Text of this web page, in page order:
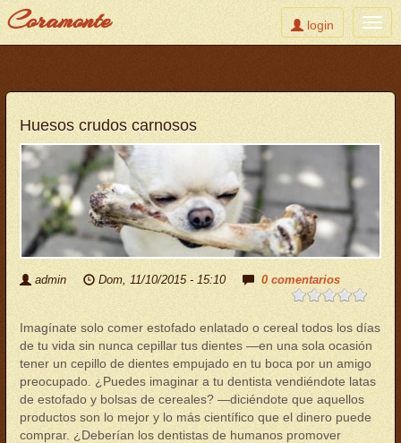
contenido
Coramonte
Toggle
user
login
Huesos crudos carnosos
admin Dom, 11/10/2015 - 15:10 0 comentarios
Imagínate solo comer estofado enlatado o cereal todos los días
de tu vida sin nunca cepillar tus dientes —en una sola ocasión
tener un cepillo de dientes empujado en tu boca por un amigo
preocupado. ¿Puedes imaginar a tu dentista vendiéndote latas
de estofado y bolsas de cereales? —diciéndote que aquellos
productos son lo mejor y lo más científico que el dinero puede
comprar. ¿Deberían los dentistas de humanos promover